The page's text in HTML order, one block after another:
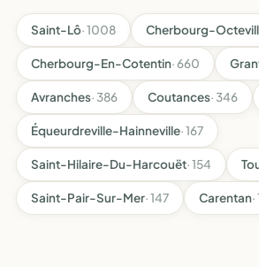
Saint-Lô· 1008 Cherbourg-
Cherbourg-En-Cotentin· 660
Avranches· 386 Coutances· 346
Équeurdreville-Hainneville· 167
Saint-Hilaire-Du-Harcouët· 154
Saint-Pair-Sur-Mer· 147 Carentan